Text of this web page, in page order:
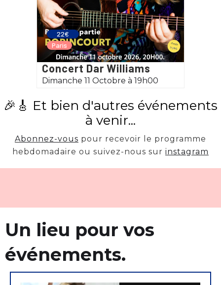
22€
Paris
Concert Dar Williams
Dimanche 11 Octobre à 19h00
🎉🎸 Et bien d'autres événements
à venir...
Abonnez-vous pour recevoir le programme
hebdomadaire ou suivez-nous sur instagram
Un lieu pour vos
événements.